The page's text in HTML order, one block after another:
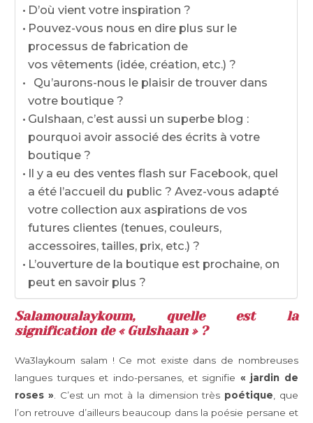
D’où vient votre inspiration ?
Pouvez-vous nous en dire plus sur le
processus de fabrication de
vos vêtements (idée, création, etc.) ?
Qu’aurons-nous le plaisir de trouver dans
votre boutique ?
Gulshaan, c’est aussi un superbe blog :
pourquoi avoir associé des écrits à votre
boutique ?
Il y a eu des ventes flash sur Facebook, quel
a été l’accueil du public ? Avez-vous adapté
votre collection aux aspirations de vos
futures clientes (tenues, couleurs,
accessoires, tailles, prix, etc.) ?
L’ouverture de la boutique est prochaine, on
peut en savoir plus ?
Salamoualaykoum, quelle est la
signification de « Gulshaan » ?
Wa3laykoum salam ! Ce mot existe dans de nombreuses
langues turques et indo-persanes, et signifie « jardin de
roses » . C’est un mot à la dimension très poétique , que
l’on retrouve d’ailleurs beaucoup dans la poésie persane et